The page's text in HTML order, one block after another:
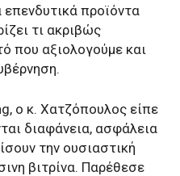
προϊόντα
τι ακριβώς
που αξιολογούμε και
ο κ. Χατζόπουλος είπε
διαφάνεια, ασφάλεια
την ουσιαστική
βιτρίνα. Παρέθεσε